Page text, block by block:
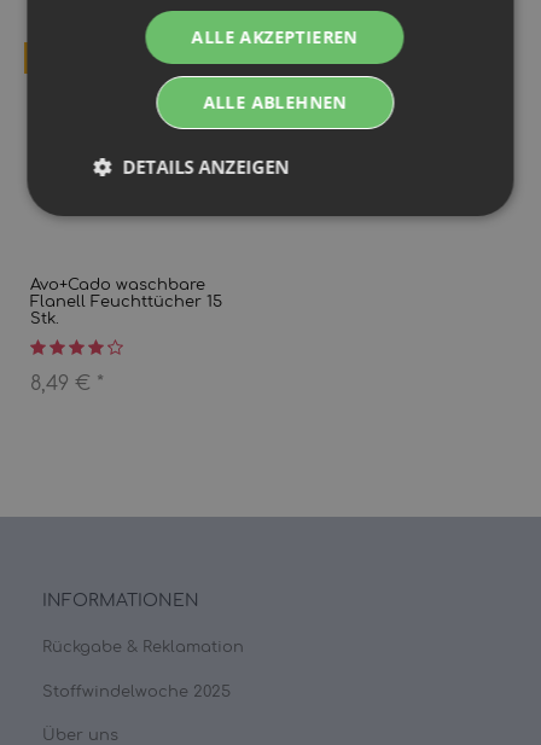
Avo+Cado waschbare
Flanell Feuchttücher 15
Stk.
8,49 € *
INFORMATIONEN
Rückgabe & Reklamation
Stoffwindelwoche 2025
Über uns
ALLE AKZEPTIEREN
ALLE ABLEHNEN
DETAILS ANZEIGEN